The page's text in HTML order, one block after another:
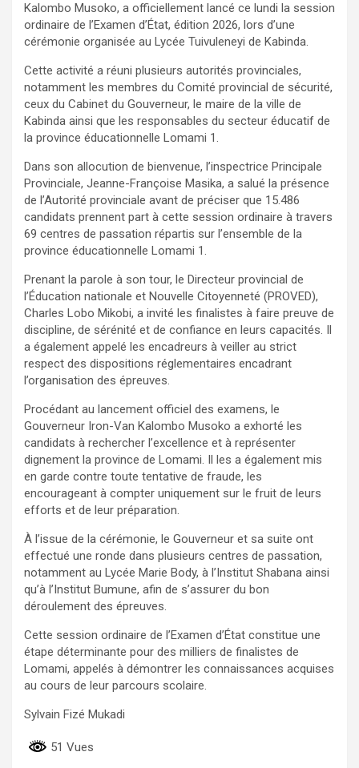
Kalombo Musoko, a officiellement lancé ce lundi la session
ordinaire de l’Examen d’État, édition 2026, lors d’une
cérémonie organisée au Lycée Tuivuleneyi de Kabinda.
Cette activité a réuni plusieurs autorités provinciales,
notamment les membres du Comité provincial de sécurité,
ceux du Cabinet du Gouverneur, le maire de la ville de
Kabinda ainsi que les responsables du secteur éducatif de
la province éducationnelle Lomami 1.
Dans son allocution de bienvenue, l’inspectrice Principale
Provinciale, Jeanne-Françoise Masika, a salué la présence
de l’Autorité provinciale avant de préciser que 15.486
candidats prennent part à cette session ordinaire à travers
69 centres de passation répartis sur l’ensemble de la
province éducationnelle Lomami 1.
Prenant la parole à son tour, le Directeur provincial de
l’Éducation nationale et Nouvelle Citoyenneté (PROVED),
Charles Lobo Mikobi, a invité les finalistes à faire preuve de
discipline, de sérénité et de confiance en leurs capacités. Il
a également appelé les encadreurs à veiller au strict
respect des dispositions réglementaires encadrant
l’organisation des épreuves.
Procédant au lancement officiel des examens, le
Gouverneur Iron-Van Kalombo Musoko a exhorté les
candidats à rechercher l’excellence et à représenter
dignement la province de Lomami. Il les a également mis
en garde contre toute tentative de fraude, les
encourageant à compter uniquement sur le fruit de leurs
efforts et de leur préparation.
À l’issue de la cérémonie, le Gouverneur et sa suite ont
effectué une ronde dans plusieurs centres de passation,
notamment au Lycée Marie Body, à l’Institut Shabana ainsi
qu’à l’Institut Bumune, afin de s’assurer du bon
déroulement des épreuves.
Cette session ordinaire de l’Examen d’État constitue une
étape déterminante pour des milliers de finalistes de
Lomami, appelés à démontrer les connaissances acquises
au cours de leur parcours scolaire.
Sylvain Fizé Mukadi
51 Vues